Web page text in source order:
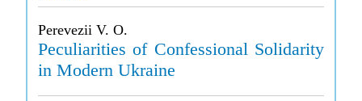
Perevezii V. O.
Peculiarities of Confessional Solidarity
in Modern Ukraine